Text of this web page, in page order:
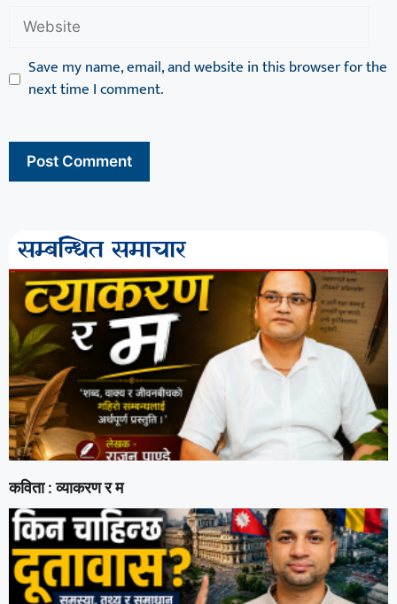
Save my name, email, and website in this browser for the
next time I comment.
सम्बन्धित समाचार
कविता : व्याकरण र म